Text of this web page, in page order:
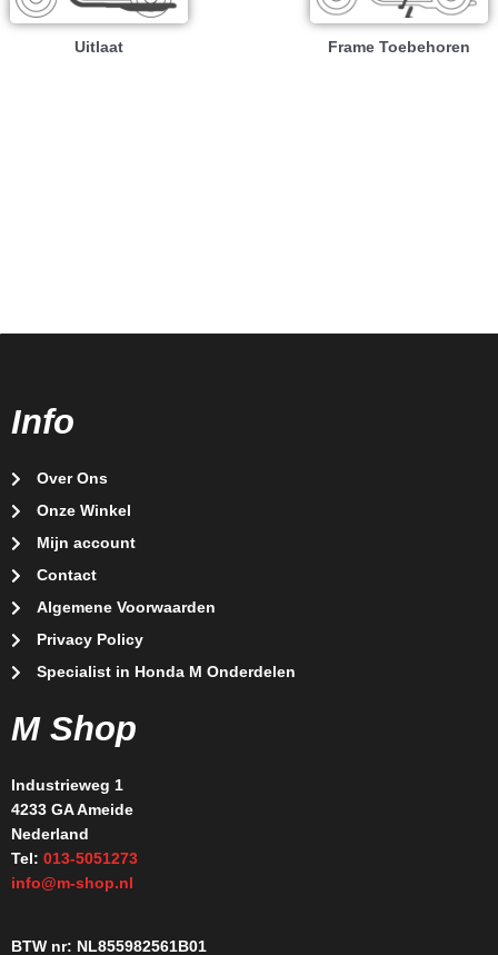
Uitlaat Frame Toebehoren
Info
Over Ons
Onze Winkel
Mijn account
Contact
Algemene Voorwaarden
Privacy Policy
Specialist in Honda M Onderdelen
M Shop
Industrieweg 1
4233 GA Ameide
Nederland
Tel: 013-5051273
info@m-shop.nl
BTW nr: NL855982561B01